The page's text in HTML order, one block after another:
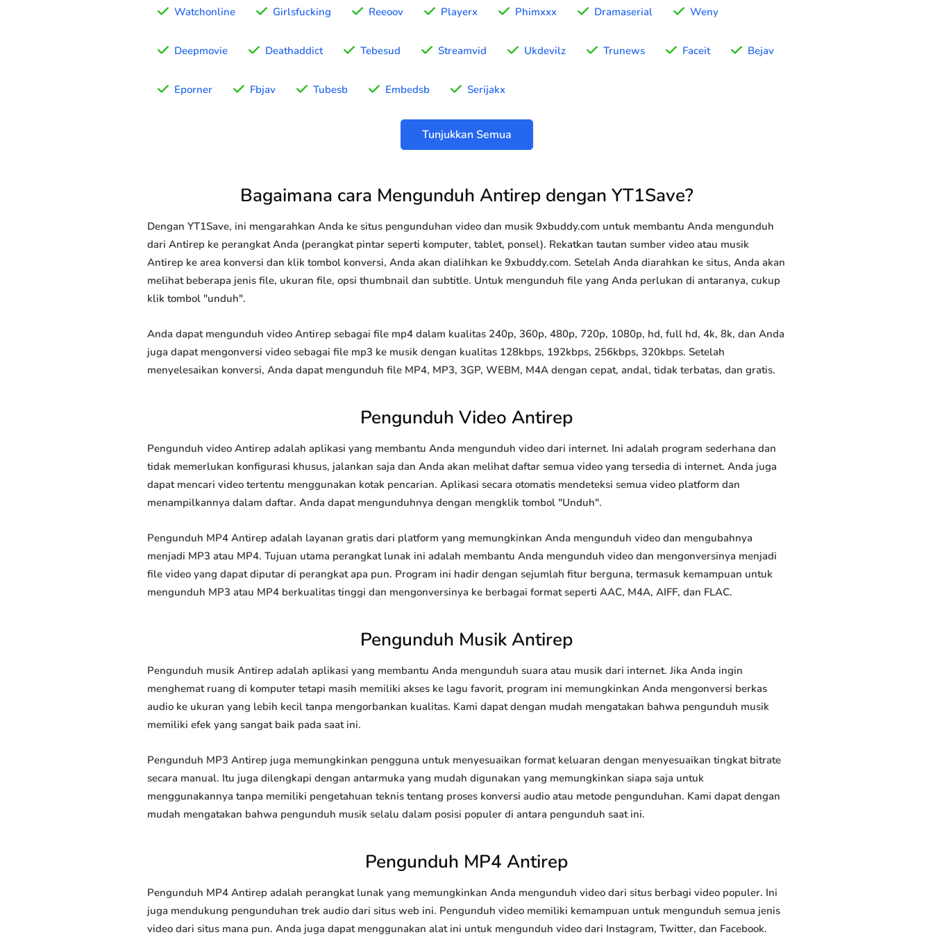
Watchonline Girlsfucking Reeoov Playerx Phimxxx Dramaserial Weny
Deepmovie Deathaddict Tebesud Streamvid Ukdevilz Trunews Faceit Bejav
Eporner Fbjav Tubesb Embedsb Serijakx
Tunjukkan Semua
Bagaimana cara Mengunduh Antirep dengan YT1Save?
Dengan YT1Save, ini mengarahkan Anda ke situs pengunduhan video dan musik 9xbuddy.com untuk membantu Anda mengunduh
dari Antirep ke perangkat Anda (perangkat pintar seperti komputer, tablet, ponsel). Rekatkan tautan sumber video atau musik
Antirep ke area konversi dan klik tombol konversi, Anda akan dialihkan ke 9xbuddy.com. Setelah Anda diarahkan ke situs, Anda akan
melihat beberapa jenis file, ukuran file, opsi thumbnail dan subtitle. Untuk mengunduh file yang Anda perlukan di antaranya, cukup
klik tombol "unduh".
Anda dapat mengunduh video Antirep sebagai file mp4 dalam kualitas 240p, 360p, 480p, 720p, 1080p, hd, full hd, 4k, 8k, dan Anda
juga dapat mengonversi video sebagai file mp3 ke musik dengan kualitas 128kbps, 192kbps, 256kbps, 320kbps. Setelah
menyelesaikan konversi, Anda dapat mengunduh file MP4, MP3, 3GP, WEBM, M4A dengan cepat, andal, tidak terbatas, dan gratis.
Pengunduh Video Antirep
Pengunduh video Antirep adalah aplikasi yang membantu Anda mengunduh video dari internet. Ini adalah program sederhana dan
tidak memerlukan konfigurasi khusus, jalankan saja dan Anda akan melihat daftar semua video yang tersedia di internet. Anda juga
dapat mencari video tertentu menggunakan kotak pencarian. Aplikasi secara otomatis mendeteksi semua video platform dan
menampilkannya dalam daftar. Anda dapat mengunduhnya dengan mengklik tombol "Unduh".
Pengunduh MP4 Antirep adalah layanan gratis dari platform yang memungkinkan Anda mengunduh video dan mengubahnya
menjadi MP3 atau MP4. Tujuan utama perangkat lunak ini adalah membantu Anda mengunduh video dan mengonversinya menjadi
file video yang dapat diputar di perangkat apa pun. Program ini hadir dengan sejumlah fitur berguna, termasuk kemampuan untuk
mengunduh MP3 atau MP4 berkualitas tinggi dan mengonversinya ke berbagai format seperti AAC, M4A, AIFF, dan FLAC.
Pengunduh Musik Antirep
Pengunduh musik Antirep adalah aplikasi yang membantu Anda mengunduh suara atau musik dari internet. Jika Anda ingin
menghemat ruang di komputer tetapi masih memiliki akses ke lagu favorit, program ini memungkinkan Anda mengonversi berkas
audio ke ukuran yang lebih kecil tanpa mengorbankan kualitas. Kami dapat dengan mudah mengatakan bahwa pengunduh musik
memiliki efek yang sangat baik pada saat ini.
Pengunduh MP3 Antirep juga memungkinkan pengguna untuk menyesuaikan format keluaran dengan menyesuaikan tingkat bitrate
secara manual. Itu juga dilengkapi dengan antarmuka yang mudah digunakan yang memungkinkan siapa saja untuk
menggunakannya tanpa memiliki pengetahuan teknis tentang proses konversi audio atau metode pengunduhan. Kami dapat dengan
mudah mengatakan bahwa pengunduh musik selalu dalam posisi populer di antara pengunduh saat ini.
Pengunduh MP4 Antirep
Pengunduh MP4 Antirep adalah perangkat lunak yang memungkinkan Anda mengunduh video dari situs berbagi video populer. Ini
juga mendukung pengunduhan trek audio dari situs web ini. Pengunduh video memiliki kemampuan untuk mengunduh semua jenis
video dari situs mana pun. Anda juga dapat menggunakan alat ini untuk mengunduh video dari Instagram, Twitter, dan Facebook.